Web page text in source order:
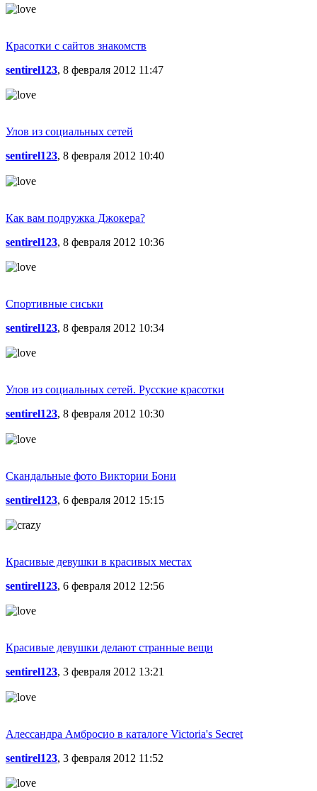
Красотки с сайтов знакомств
sentirel123, 8 февраля 2012 11:47
Улов из социальных сетей
sentirel123, 8 февраля 2012 10:40
Как вам подружка Джокера?
sentirel123, 8 февраля 2012 10:36
Спортивные сиськи
sentirel123, 8 февраля 2012 10:34
Улов из социальных сетей. Русские красотки
sentirel123, 8 февраля 2012 10:30
Скандальные фото Виктории Бони
sentirel123, 6 февраля 2012 15:15
Красивые девушки в красивых местах
sentirel123, 6 февраля 2012 12:56
Красивые девушки делают странные вещи
sentirel123, 3 февраля 2012 13:21
Алессандра Амбросио в каталоге Victoria's Secret
sentirel123, 3 февраля 2012 11:52